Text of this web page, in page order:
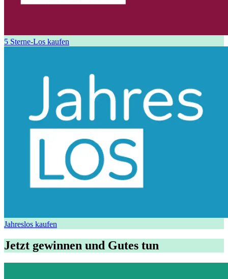
5 Sterne-Los kaufen
Jahreslos kaufen
Jetzt gewinnen und Gutes tun